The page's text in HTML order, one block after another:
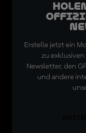
Erstelle jetzt ein
zu
Newsletter, den
und andere